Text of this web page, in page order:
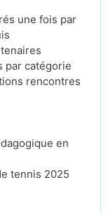
une fois par
par catégorie
rencontres
en
tennis 2025